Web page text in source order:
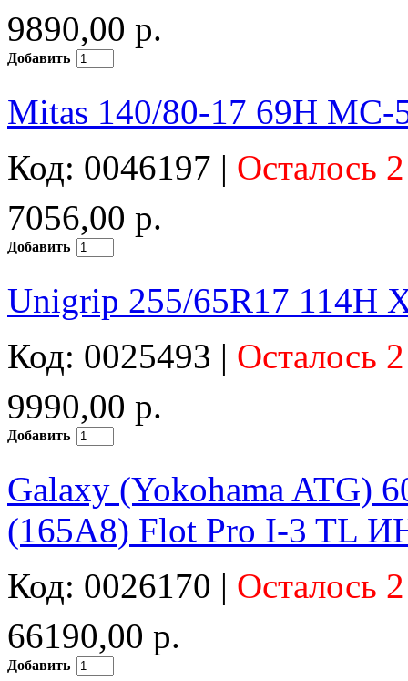
9890,00 р.
Добавить
Mitas 140/80-17 69H MC-
Код: 0046197 | Осталось
7056,00 р.
Добавить
Unigrip 255/65R17 114H
Код: 0025493 | Осталось
9990,00 р.
Добавить
Galaxy (Yokohama ATG)
(165A8) Flot Pro I-3 TL
Код: 0026170 | Осталось
66190,00 р.
Добавить